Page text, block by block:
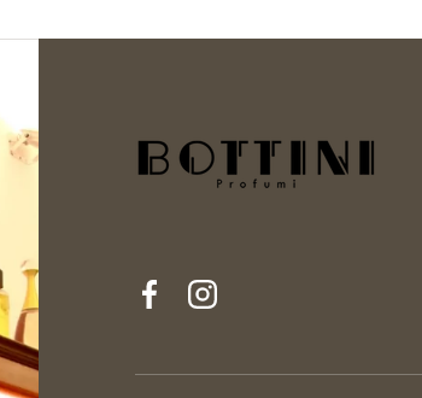
FacebookInstagram